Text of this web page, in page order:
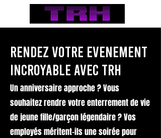
Rendez votre EvEnement
incroyable avec TRH
Un anniversaire approche ? Vous
souhaitez rendre votre enterrement de vie
de jeune fille/garçon légendaire ? Vos
employés méritent-ils une soirée pour